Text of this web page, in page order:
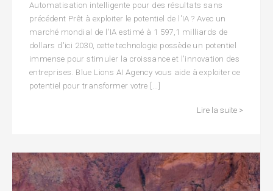
Automatisation intelligente pour des résultats sans
précédent Prêt à exploiter le potentiel de l'IA ? Avec un
marché mondial de l'IA estimé à 1 597,1 milliards de
dollars d'ici 2030, cette technologie possède un potentiel
immense pour stimuler la croissance et l'innovation des
entreprises. Blue Lions AI Agency vous aide à exploiter ce
potentiel pour transformer votre [...]
Lire la suite >